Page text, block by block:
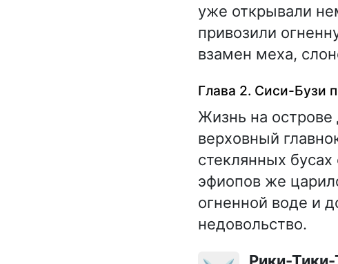
уже открывали
привозили
взамен меха,
Глава 2. Сиси-Бузи
Жизнь на острове
верховный
стеклянных
эфиопов же
огненной воде и
недовольство.